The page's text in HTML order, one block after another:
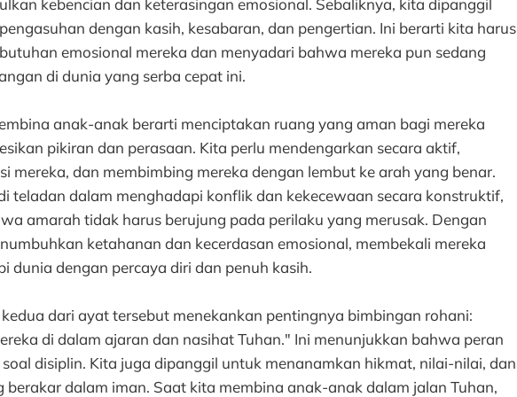
kebencian dan keterasingan emosional. Sebaliknya, kita dipanggil
dengan kasih, kesabaran, dan pengertian. Ini berarti kita harus
emosional mereka dan menyadari bahwa mereka pun sedang
di dunia yang serba cepat ini.
anak-anak berarti menciptakan ruang yang aman bagi mereka
pikiran dan perasaan. Kita perlu mendengarkan secara aktif,
mereka, dan membimbing mereka dengan lembut ke arah yang benar.
teladan dalam menghadapi konflik dan kekecewaan secara konstruktif,
amarah tidak harus berujung pada perilaku yang merusak. Dengan
ketahanan dan kecerdasan emosional, membekali mereka
dunia dengan percaya diri dan penuh kasih.
dari ayat tersebut menekankan pentingnya bimbingan rohani:
di dalam ajaran dan nasihat Tuhan." Ini menunjukkan bahwa peran
disiplin. Kita juga dipanggil untuk menanamkan hikmat, nilai-nilai, dan
berakar dalam iman. Saat kita membina anak-anak dalam jalan Tuhan,